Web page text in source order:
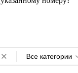
Все категории